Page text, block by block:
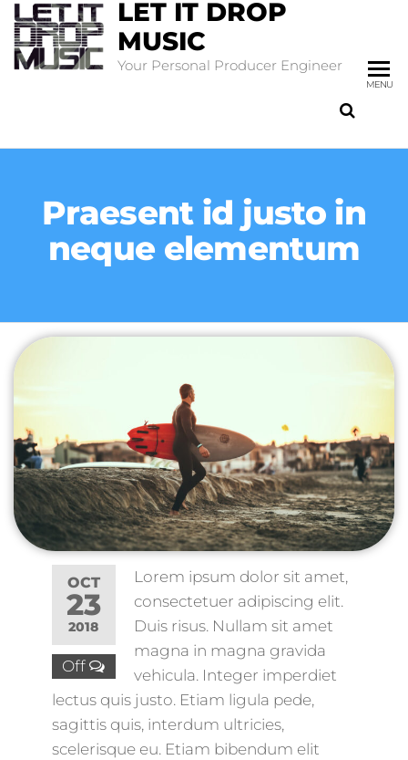
LET IT DROP
MUSIC
Your Personal Producer Engineer
MENU
Praesent id justo in
neque elementum
OCT
23
2018
Off
Lorem ipsum dolor sit amet,
consectetuer adipiscing elit.
Duis risus. Nullam sit amet
magna in magna gravida
vehicula. Integer imperdiet
lectus quis justo. Etiam ligula pede,
sagittis quis, interdum ultricies,
scelerisque eu. Etiam bibendum elit